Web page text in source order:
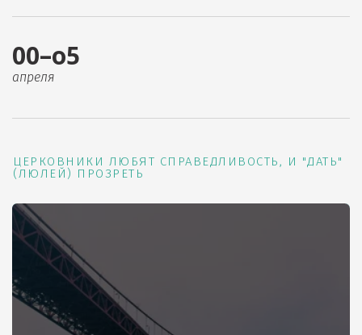
00–о5
апреля
ЦЕРКОВНИКИ ЛЮБЯТ СПРАВЕДЛИВОСТЬ, И "ДАТЬ"
(ЛЮЛЕЙ) ПРОЗРЕТЬ